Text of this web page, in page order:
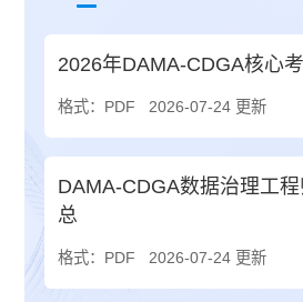
2026年DAMA-CDGA核心
格式：PDF 2026-07-24 更新
DAMA-CDGA数据治理工
总
格式：PDF 2026-07-24 更新